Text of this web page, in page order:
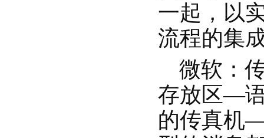
一起，以
流程的集
微软：
存放区—
的传真机